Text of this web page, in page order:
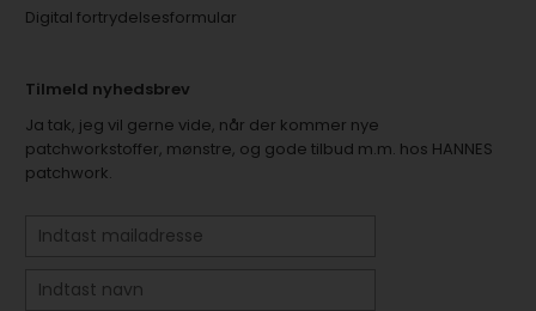
Digital fortrydelsesformular
Tilmeld nyhedsbrev
Ja tak, jeg vil gerne vide, når der kommer nye
patchworkstoffer, mønstre, og gode tilbud m.m. hos HANNES
patchwork.